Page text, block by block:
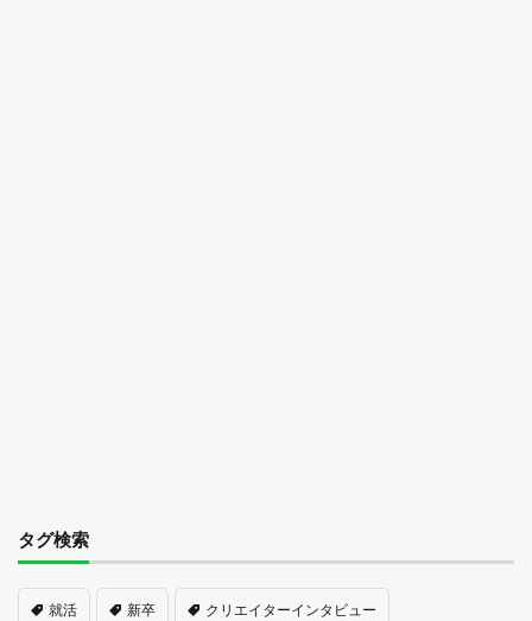
タグ検索
就活 新卒 クリエイターインタビュー